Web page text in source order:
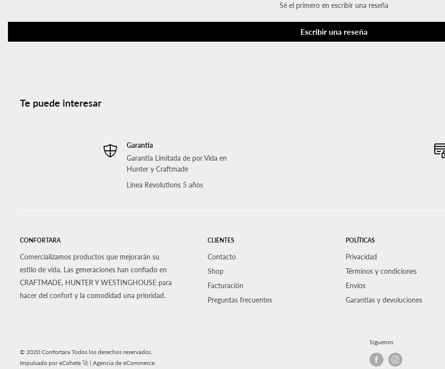
Sé el primero en escribir una reseña
Escribir una reseña
Te puede interesar
Garantía
Garantía Limitada de por Vida en
Hunter y Craftmade
Linea Revolutions 5 años
CONFORTARA
Comercializamos productos que mejorarán su
estilo de vida. Las generaciones han confiado en
CRAFTMADE, HUNTER Y WESTINGHOUSE para
hacer del confort y la comodidad una prioridad.
CLIENTES
Contacto
Shop
Facturación
Preguntas frecuentes
POLÍTICAS
Privacidad
Términos y condiciones
Envíos
Garantías y devoluciones
© 2020 Confortara Todos los derechos reservados.
Impulsado por eCohete 🚀 | Agencia de eCommerce.
Síguenos